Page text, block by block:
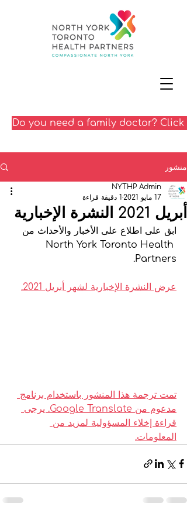
Do you need a family doctor? Click
منشور
أبريل 2021 النشرة الإخبارية
NYTHP Admin
17 مايو 2021
1 دقيقة قراءة
ابق على اطلاع على الأخبار والأحداث من
North York Toronto Health
Partners.
عرض النشرة الإخبارية لشهر أبريل 2021.
تمت ترجمة هذا المنشور باستخدام برنامج
مدعوم من Google Translate. يرجى
قراءة إخلاء المسؤولية لمزيد من
المعلومات.